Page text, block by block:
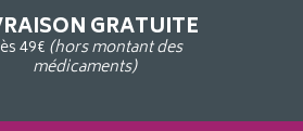
GRATUITE
49€ (hors montant des
médicaments)